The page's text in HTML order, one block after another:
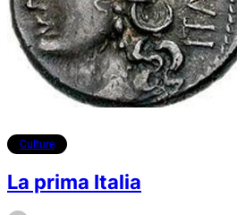
Culture
La prima Italia